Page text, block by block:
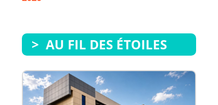
> AU FIL DES ÉTOILES